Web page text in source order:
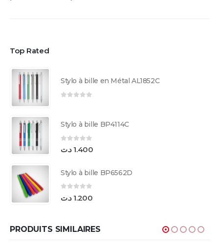
Top Rated
Stylo à bille en Métal AL1852C
Stylo à bille BP4114C
1.400 د.ت
Stylo à bille BP6562D
1.200 د.ت
PRODUITS SIMILAIRES